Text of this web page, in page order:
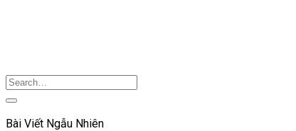
Bài Viết Ngẫu Nhiên